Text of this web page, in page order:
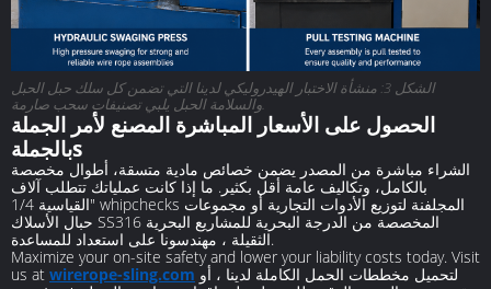
الشكل 3: منشأة الاختبار الهيدروليكي لدينا التي تضمن كل سلك حبل الحبل
والسلامة الحبل يلبي تصنيفات سحب صارمة.
الحصول على الأسعار المباشرة المصنع لأمر الجملة
بالجملةs
الشراء مباشرة من المصدر يضمن خصائص مادية متسقة، أطوال مخصصة
بالكامل، وتكاليف عامة أقل بكثير. ما إذا كانت عملياتك تتطلب آلاف
القياسية 1/4" whipchecks المجلفنة لتوزيع الأدوات التجارية أو مجموعات
حبال الأسلاك SS316 المخصصة من الدرجة البحرية للمشاريع البحرية
الثقيلة ، مهندسونا على استعداد للمساعدة.
Maximize your on-site safety and lower your liability costs today. Visit
us at wirerope-sling.com